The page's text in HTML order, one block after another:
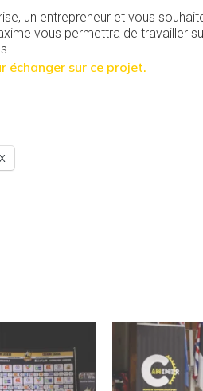
un entrepreneur et vous
vous permettra de travailler
échanger sur ce projet.
X